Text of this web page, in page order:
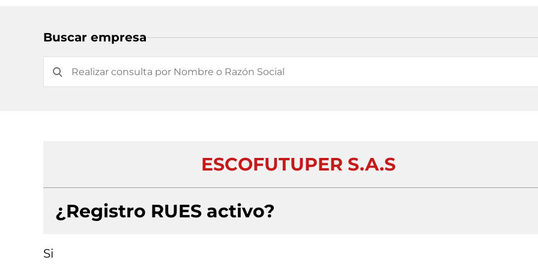
Buscar empresa
ESCOFUTUPER S.A.S
¿Registro RUES activo?
Si